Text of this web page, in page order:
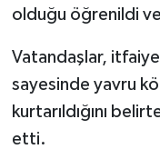
olduğu öğrenildi ve
Vatandaşlar, itfaiye
sayesinde yavru
kurtarıldığını
etti.